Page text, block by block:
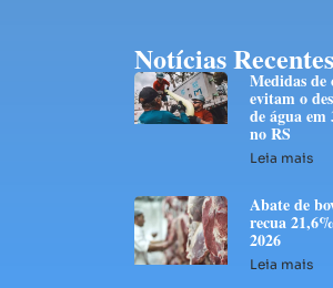
Notícias Recentes
Medidas de
evitam o
de água
no RS
Leia mais
Abate de
recua
2026
Leia mais